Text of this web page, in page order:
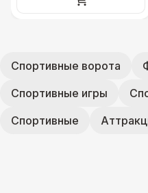
Спортивные ворота
Спортивные игры
Спортивные